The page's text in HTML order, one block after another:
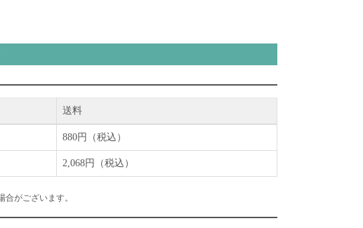
送料
880円（税込）
2,068円（税込）
がございます。